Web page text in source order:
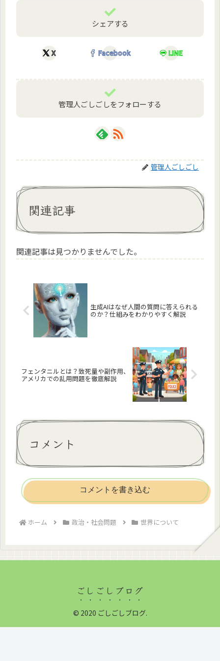
シェアする
X Facebook LINE
管理人ごしごしをフォローする
管理人ごしごし
関連記事
関連記事は見つかりませんでした。
生成AIはなぜ人間の質問に答えられる
のか？仕組みをわかりやすく解説
フェンタニルとは？致死量や副作用、
アメリカでの乱用問題を徹底解説
コメント
コメントを書き込む
ホーム 政治・社会問題 世界について
ごしごしブログ
© 2020 ごしごしブログ.